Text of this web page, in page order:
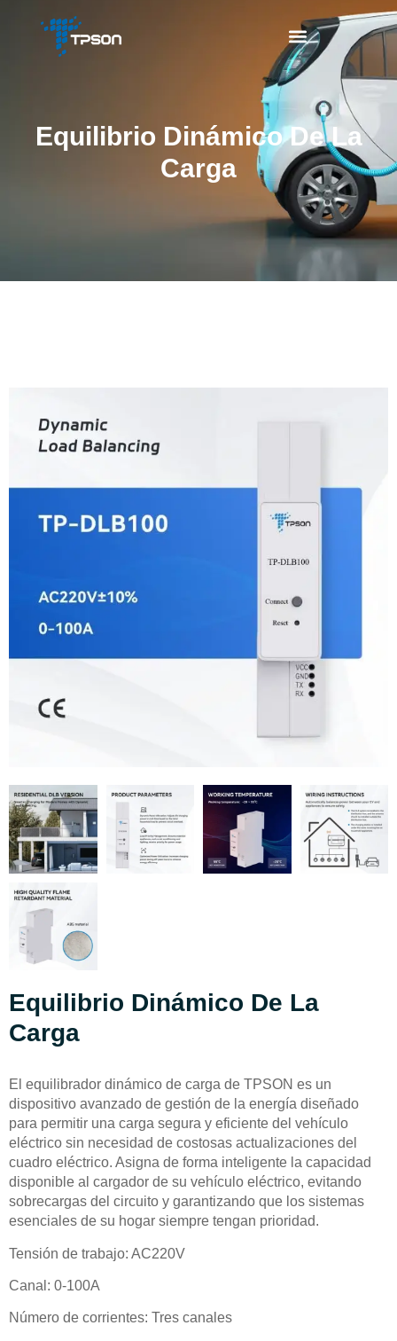
Equilibrio Dinámico De La
Carga
Equilibrio Dinámico De La
Carga
El equilibrador dinámico de carga de TPSON es un
dispositivo avanzado de gestión de la energía diseñado
para permitir una carga segura y eficiente del vehículo
eléctrico sin necesidad de costosas actualizaciones del
cuadro eléctrico. Asigna de forma inteligente la capacidad
disponible al cargador de su vehículo eléctrico, evitando
sobrecargas del circuito y garantizando que los sistemas
esenciales de su hogar siempre tengan prioridad.
Tensión de trabajo: AC220V
Canal: 0-100A
Número de corrientes: Tres canales